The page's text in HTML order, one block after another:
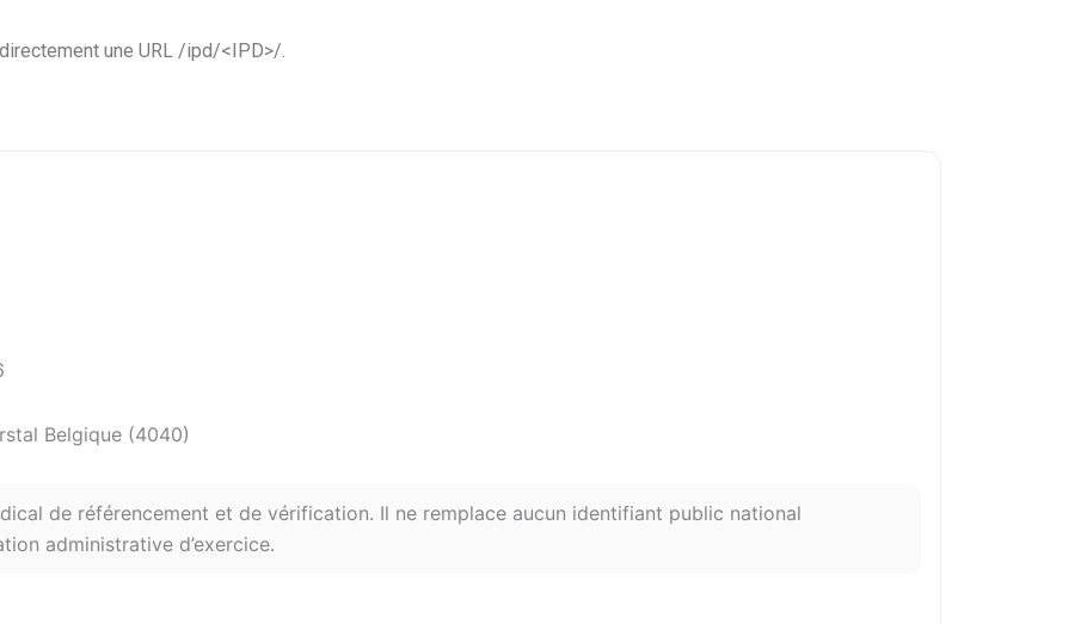
une URL /ipd/<IPD>/.
Belgique (4040)
de référencement et de vérification. Il ne remplace aucun identifiant public national
administrative d’exercice.